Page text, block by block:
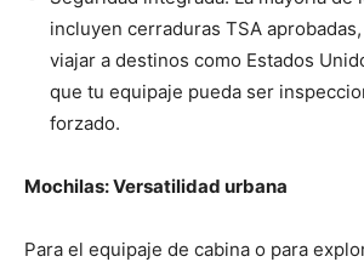
incluyen cerraduras TSA
viajar a destinos como Estados
que tu equipaje pueda ser
forzado.
Mochilas: Versatilidad urbana
Para el equipaje de cabina o para